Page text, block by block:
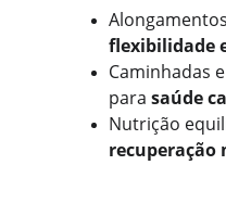
flexibilidade
Caminhadas
para saúde
Nutrição
recuperação